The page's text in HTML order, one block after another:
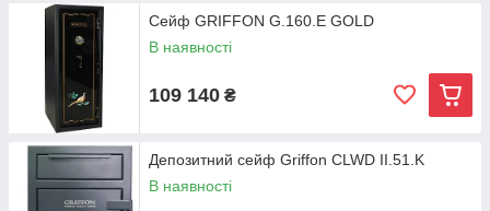
Сейф GRIFFON G.160.E GOLD
В наявності
109 140 ₴
Депозитний сейф Griffon CLWD II.51.K
В наявності